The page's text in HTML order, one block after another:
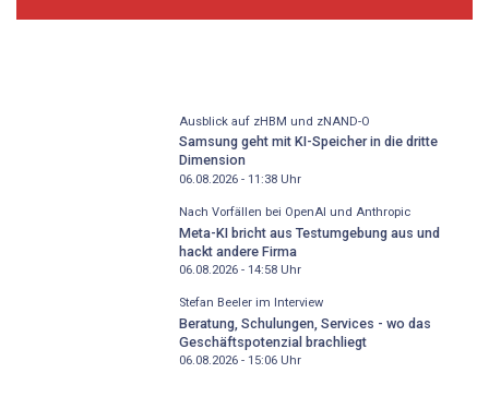
Ausblick auf zHBM und zNAND-O
Samsung geht mit KI-Speicher in die dritte
Dimension
06.08.2026 - 11:38Uhr
Nach Vorfällen bei OpenAI und Anthropic
Meta-KI bricht aus Testumgebung aus und
hackt andere Firma
06.08.2026 - 14:58Uhr
Stefan Beeler im Interview
Beratung, Schulungen, Services - wo das
Geschäftspotenzial brachliegt
06.08.2026 - 15:06Uhr